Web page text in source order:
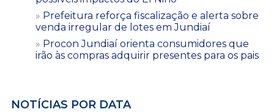
Prefeitura reforça fiscalização e alerta sobre
venda irregular de lotes em Jundiaí
Procon Jundiaí orienta consumidores que
irão às compras adquirir presentes para os pais
NOTÍCIAS POR DATA